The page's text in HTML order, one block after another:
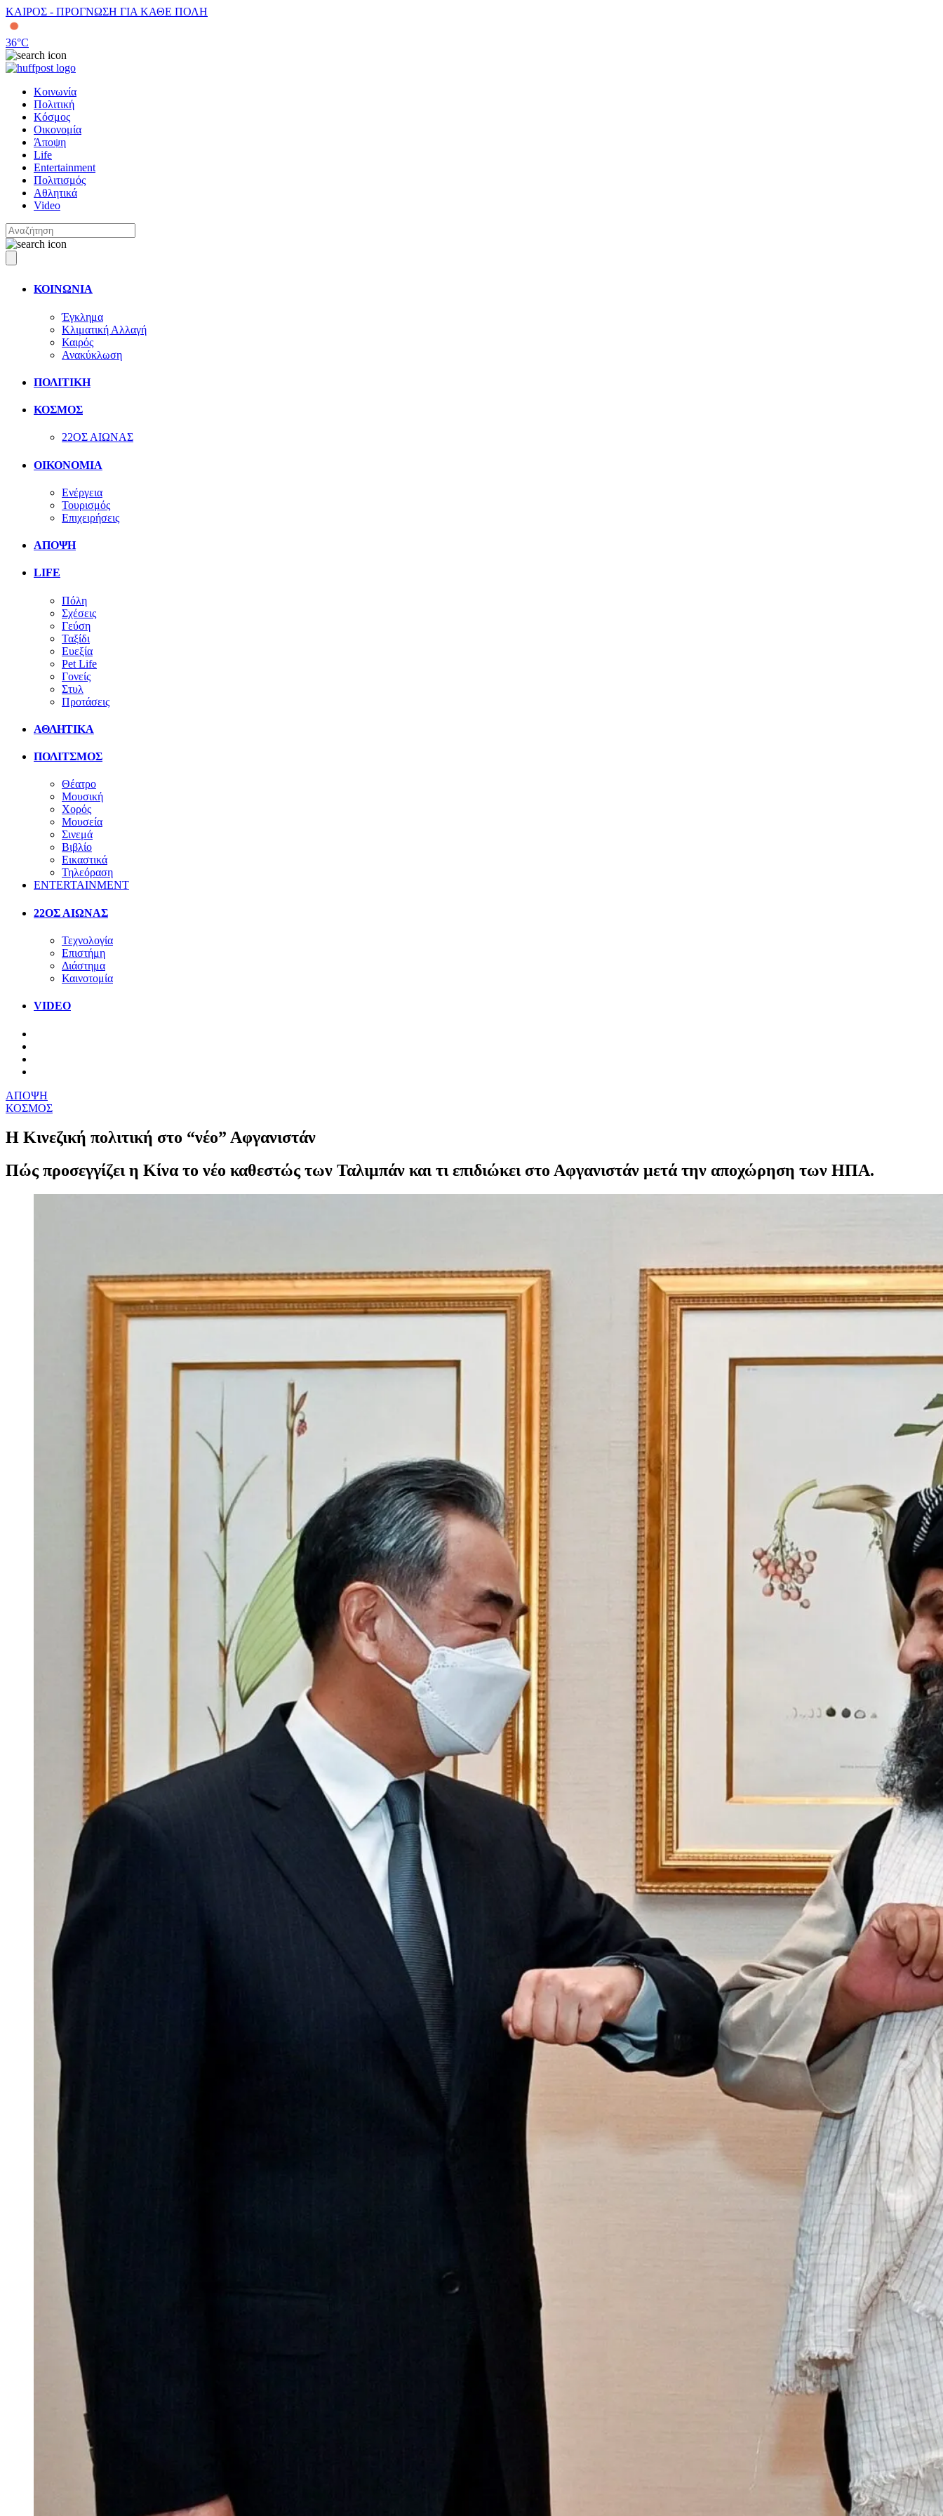
ΚΑΙΡΟΣ - ΠΡΟΓΝΩΣΗ ΓΙΑ ΚΑΘΕ ΠΟΛΗ
36°C
Κοινωνία
Πολιτική
Κόσμος
Οικονομία
Άποψη
Life
Entertainment
Πολιτισμός
Αθλητικά
Video
ΚΟΙΝΩΝΙΑ
Έγκλημα
Κλιματική Αλλαγή
Καιρός
Ανακύκλωση
ΠΟΛΙΤΙΚΗ
ΚΟΣΜΟΣ
22ΟΣ ΑΙΩΝΑΣ
ΟΙΚΟΝΟΜΙΑ
Ενέργεια
Τουρισμός
Επιχειρήσεις
ΑΠΟΨΗ
LIFE
Πόλη
Σχέσεις
Γεύση
Ταξίδι
Ευεξία
Pet Life
Γονείς
Στυλ
Προτάσεις
ΑΘΛΗΤΙΚΑ
ΠΟΛΙΤΣΜΟΣ
Θέατρο
Μουσική
Χορός
Μουσεία
Σινεμά
Βιβλίο
Εικαστικά
Τηλεόραση
ENTERTAINMENT
22ΟΣ ΑΙΩΝΑΣ
Τεχνολογία
Επιστήμη
Διάστημα
Καινοτομία
VIDEO
ΑΠΟΨΗ
ΚΟΣΜΟΣ
Η Κινεζική πολιτική στο “νέο” Αφγανιστάν
Πώς προσεγγίζει η Κίνα το νέο καθεστώς των Ταλιμπάν και τι επιδιώκει στο Αφγανιστάν μετά την αποχώρηση των ΗΠΑ.